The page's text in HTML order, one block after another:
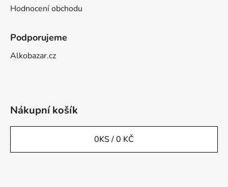
Hodnocení obchodu
Podporujeme
Alkobazar.cz
Nákupní košík
0KS /0 KČ